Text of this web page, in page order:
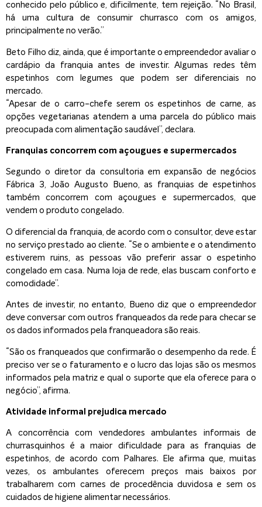
conhecido pelo público e, dificilmente, tem rejeição. “No Brasil,
há uma cultura de consumir churrasco com os amigos,
principalmente no verão.”
Beto Filho diz, ainda, que é importante o empreendedor avaliar o
cardápio da franquia antes de investir. Algumas redes têm
espetinhos com legumes que podem ser diferenciais no
mercado.
“Apesar de o carro-chefe serem os espetinhos de carne, as
opções vegetarianas atendem a uma parcela do público mais
preocupada com alimentação saudável”, declara.
Franquias concorrem com açougues e supermercados
Segundo o diretor da consultoria em expansão de negócios
Fábrica 3, João Augusto Bueno, as franquias de espetinhos
também concorrem com açougues e supermercados, que
vendem o produto congelado.
O diferencial da franquia, de acordo com o consultor, deve estar
no serviço prestado ao cliente. “Se o ambiente e o atendimento
estiverem ruins, as pessoas vão preferir assar o espetinho
congelado em casa. Numa loja de rede, elas buscam conforto e
comodidade”.
Antes de investir, no entanto, Bueno diz que o empreendedor
deve conversar com outros franqueados da rede para checar se
os dados informados pela franqueadora são reais.
“São os franqueados que confirmarão o desempenho da rede. É
preciso ver se o faturamento e o lucro das lojas são os mesmos
informados pela matriz e qual o suporte que ela oferece para o
negócio”, afirma.
Atividade informal prejudica mercado
A concorrência com vendedores ambulantes informais de
churrasquinhos é a maior dificuldade para as franquias de
espetinhos, de acordo com Palhares. Ele afirma que, muitas
vezes, os ambulantes oferecem preços mais baixos por
trabalharem com carnes de procedência duvidosa e sem os
cuidados de higiene alimentar necessários.